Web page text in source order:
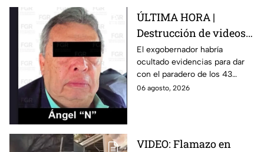
ÚLTIMA HORA |
Destrucción de videos
clave y amenazas a
testigos por parte de
exgobernador Ángel
Aguirre: FGR
El exgobernador habría
ocultado evidencias para dar
con el paradero de los 43
estudiantes desaparecidos de
06 agosto, 2026
VIDEO: Flamazo en